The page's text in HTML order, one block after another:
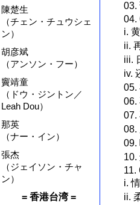
陳楚生
（チェン・チュウシェ
ン）
胡彦斌
（アンソン・フー）
竇靖童
（ドウ・ジントン／
Leah Dou）
那英
（ナー・イン）
張杰
（ジェイソン・チャ
ン）
= 香港台湾 =
03.
04.
i.
ii.
iii.
iv.
05.
06.
07.
08.
09.
10.
11.
i.
ii.